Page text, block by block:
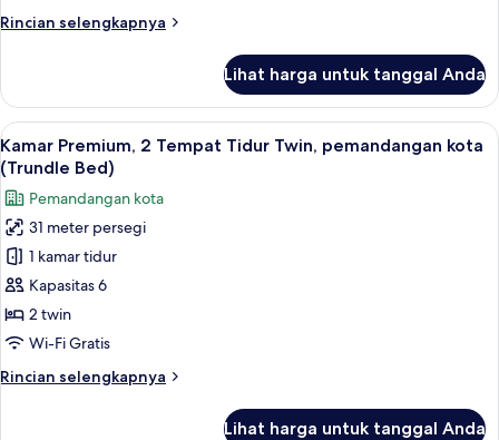
Boleh
kota
Rincian selengkapnya
Rincian
Kamar
Standar,
2
Tempat
Tidur
Twin,
Boleh
Merokok,
pemandangan
kota
Lihat harga untuk tanggal Anda
Lihat
semua
foto
untuk
Kamar
Premium,
2
Tempat
Tidur
pemandangan
Brankas, meja kerja, ruang kerja
9
Kamar Premium, 2 Tempat Tidur Twin, pemandangan kota
(Trundle Bed)
Pemandangan kota
31 meter persegi
1 kamar tidur
Kapasitas 6
2 twin
Wi-Fi Gratis
Rincian selengkapnya
Rincian
Lihat harga untuk tanggal Anda